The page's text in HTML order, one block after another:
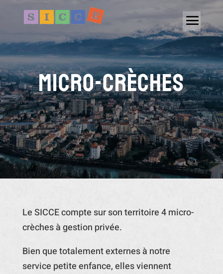
Micro-crèches
Le SICCE compte sur son territoire 4 micro-
crèches à gestion privée.
Bien que totalement externes à notre
service petite enfance, elles viennent